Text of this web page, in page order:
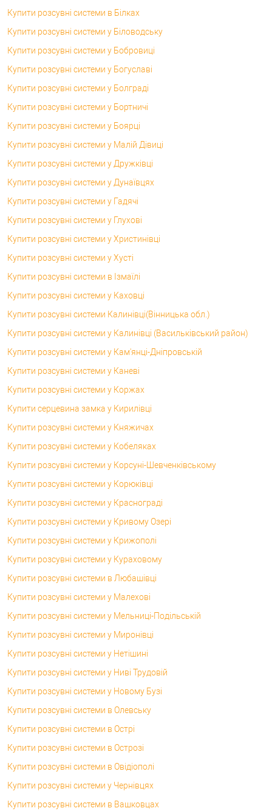
Купити розсувні системи в Білках
Купити розсувні системи у Біловодську
Купити розсувні системи у Бобровиці
Купити розсувні системи у Богуславі
Купити розсувні системи у Болграді
Купити розсувні системи у Бортничі
Купити розсувні системи у Боярці
Купити розсувні системи у Малій Дівиці
Купити розсувні системи у Дружківці
Купити розсувні системи у Дунаївцях
Купити розсувні системи у Гадячі
Купити розсувні системи у Глухові
Купити розсувні системи у Христинівці
Купити розсувні системи у Хусті
Купити розсувні системи в Ізмаїлі
Купити розсувні системи у Каховці
Купити розсувні системи Калинівці(Вінницька обл.)
Купити розсувні системи у Калинівці (Васильківський район)
Купити розсувні системи у Кам'янці-Дніпровській
Купити розсувні системи у Каневі
Купити розсувні системи у Коржах
Купити серцевина замка у Кирилівці
Купити розсувні системи у Княжичах
Купити розсувні системи у Кобеляках
Купити розсувні системи у Корсунi-Шевченківському
Купити розсувні системи у Корюківці
Купити розсувні системи у Краснограді
Купити розсувні системи у Кривому Озері
Купити розсувні системи у Крижополі
Купити розсувні системи у Кураховому
Купити розсувні системи в Любашівці
Купити розсувні системи у Малехові
Купити розсувні системи у Мельниці-Подільській
Купити розсувні системи у Миронівці
Купити розсувні системи у Нетішині
Купити розсувні системи у Ниві Трудовій
Купити розсувні системи у Новому Бузі
Купити розсувні системи в Олевську
Купити розсувні системи в Острі
Купити розсувні системи в Острозі
Купити розсувні системи в Овідіополі
Купити розсувні системи у Чернівцях
Купити розсувні системи в Вашковцах